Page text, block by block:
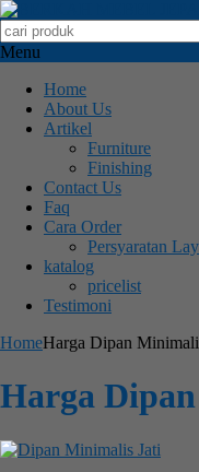
Menu
Home
About Us
Artikel
Furniture
Finishing
Contact Us
Faq
Cara Order
Persyaratan
katalog
pricelist
Testimoni
HomeHarga Dipan
Harga